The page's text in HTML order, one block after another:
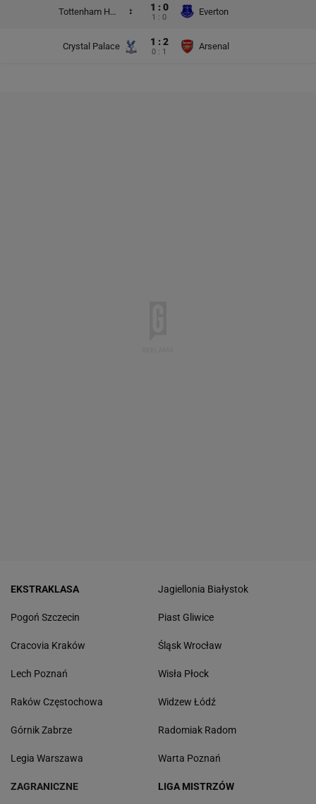
Tottenham Hotspur 1 : 0
1 : 0
Everton
Crystal Palace 1 : 2
0 : 1
Arsenal
EKSTRAKLASA
Pogoń Szczecin
Cracovia Kraków
Lech Poznań
Raków Częstochowa
Górnik Zabrze
Legia Warszawa
Jagiellonia Białystok
Piast Gliwice
Śląsk Wrocław
Wisła Płock
Widzew Łódź
Radomiak Radom
Warta Poznań
ZAGRANICZNE LIGA MISTRZÓW